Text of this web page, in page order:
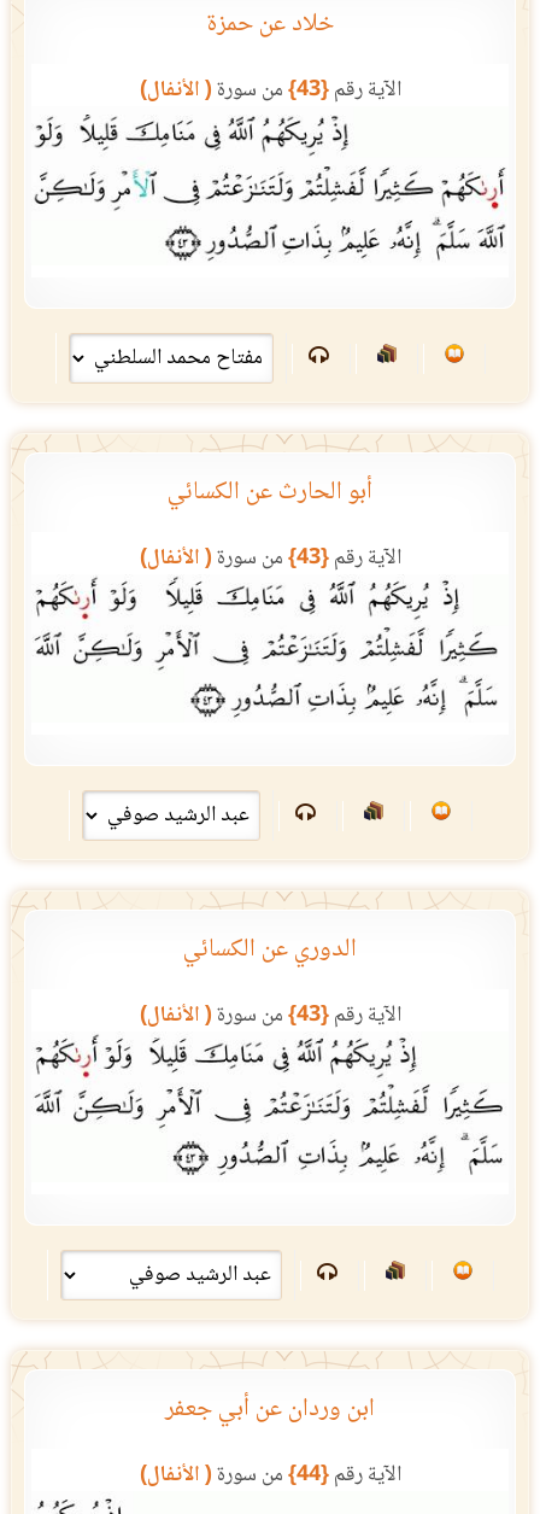
خلاد عن حمزة
الآية رقم{43} من سورة( الأنفال)
أبو الحارث عن الكسائي
الآية رقم{43} من سورة( الأنفال)
الدوري عن الكسائي
الآية رقم{43} من سورة( الأنفال)
ابن وردان عن أبي جعفر
الآية رقم{44} من سورة( الأنفال)